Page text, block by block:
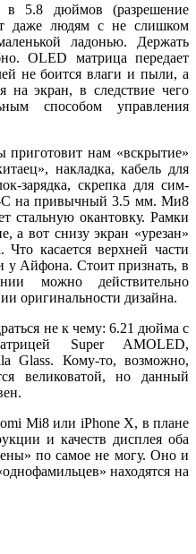
в 5.8 дюймов (разрешение
даже людям с не слишком
ладонью. Держать
OLED матрица передает
не боится влаги и пыли, а
на экран, в следствие чего
способом управления
нам «вскрытие»
накладка, кабель для
зарядка, скрепка для сим-
C на привычный 3.5 мм. Ми8
стальную окантовку. Рамки
а вот снизу экран «урезан»
касается верхней части
у Айфона. Стоит признать, в
можно действительно
оригинальности дизайна.
не к чему: 6.21 дюйма с
Super AMOLED,
Glass. Кому-то, возможно,
великоватой, но данный
Mi8 или iPhone X, в плане
и качеств дисплея оба
по самое не могу. Оно и
находятся на